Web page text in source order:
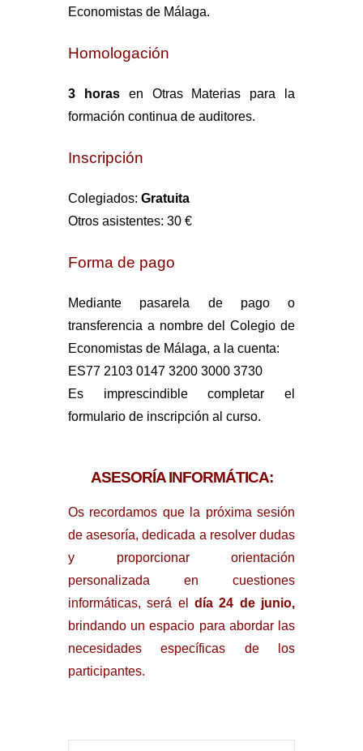
Economistas de Málaga.
Homologación
3 horas en Otras Materias para la
formación continua de auditores.
Inscripción
Colegiados: Gratuita
Otros asistentes: 30 €
Forma de pago
Mediante pasarela de pago o
transferencia a nombre del Colegio de
Economistas de Málaga, a la cuenta:
ES77 2103 0147 3200 3000 3730
Es imprescindible completar el
formulario de inscripción al curso.
ASESORÍA INFORMÁTICA:
Os recordamos que la próxima sesión
de asesoría, dedicada a resolver dudas
y proporcionar orientación
personalizada en cuestiones
informáticas, será el día 24 de junio,
brindando un espacio para abordar las
necesidades específicas de los
participantes.